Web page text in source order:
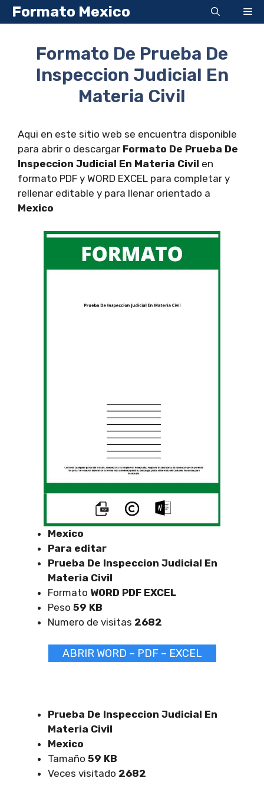
Saltar
al
Formato Mexico
Formato De Prueba De
Inspeccion Judicial En
Materia Civil
Aqui en este sitio web se encuentra disponible
para abrir o descargar Formato De Prueba De
Inspeccion Judicial En Materia Civil en
formato PDF y WORD EXCEL para completar y
rellenar editable y para llenar orientado a
Mexico
Mexico
Para editar
Prueba De Inspeccion Judicial En
Materia Civil
Formato WORD PDF EXCEL
Peso 59 KB
Numero de visitas 2682
ABRIR WORD – PDF – EXCEL
Prueba De Inspeccion Judicial En
Materia Civil
Mexico
Tamaño 59 KB
Veces visitado 2682